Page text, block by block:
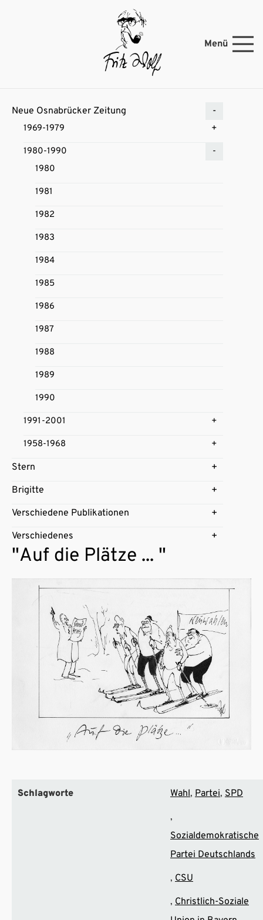
Menü
Neue Osnabrücker Zeitung
1969-1979
1980-1990
1980
1981
1982
1983
1984
1985
1986
1987
1988
1989
1990
1991-2001
1958-1968
Stern
Brigitte
Verschiedene Publikationen
Verschiedenes
"Auf die Plätze ... "
Schlagworte Wahl Partei SPD
Sozialdemokratische
Partei Deutschlands
CSU
Christlich-Soziale